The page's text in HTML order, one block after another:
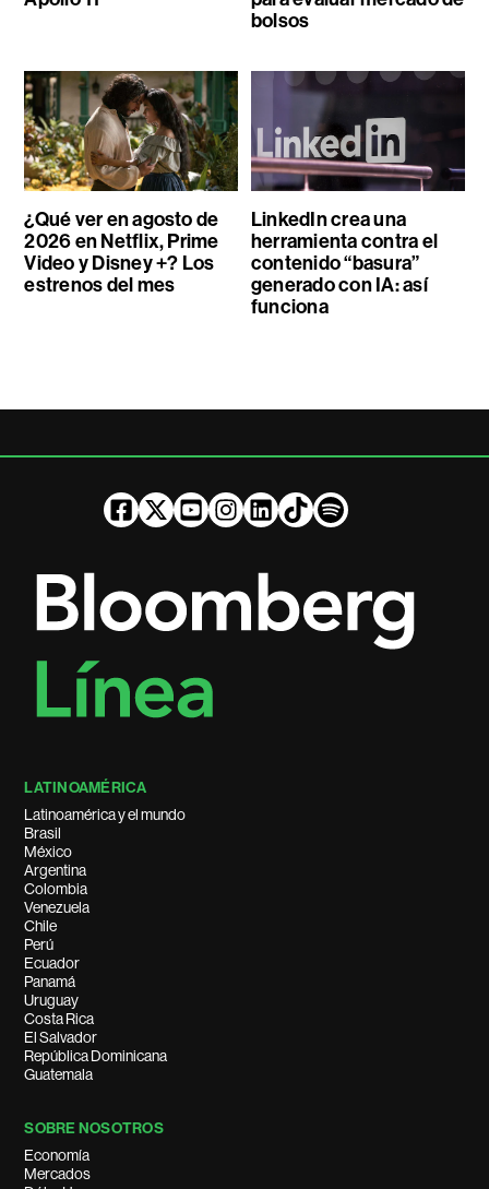
bolsos
¿Qué ver en agosto de
2026 en Netflix, Prime
Video y Disney +? Los
estrenos del mes
LinkedIn crea una
herramienta contra el
contenido “basura”
generado con IA: así
funciona
LATINOAMÉRICA
Latinoamérica y el mundo
Brasil
México
Argentina
Colombia
Venezuela
Chile
Perú
Ecuador
Panamá
Uruguay
Costa Rica
El Salvador
República Dominicana
Guatemala
SOBRE NOSOTROS
Economía
Mercados